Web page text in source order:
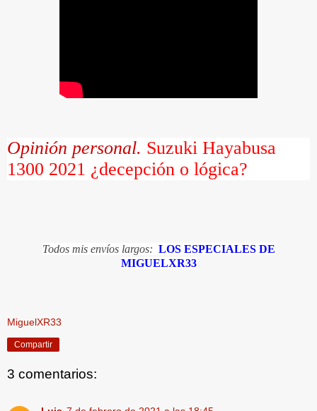
Opinión personal. Suzuki Hayabusa
1300 2021 ¿decepción o lógica?
Todos mis envíos largos: LOS ESPECIALES DE
MIGUELXR33
MiguelXR33
Compartir
3 comentarios: